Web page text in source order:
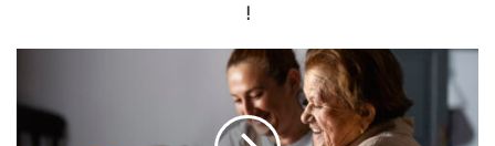
!
quotidien